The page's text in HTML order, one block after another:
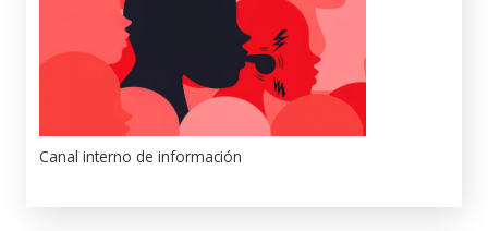
Canal interno de información